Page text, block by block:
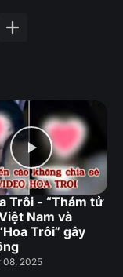
Trôi - “Thám tử
Nam và
Trôi” gây
08, 2025